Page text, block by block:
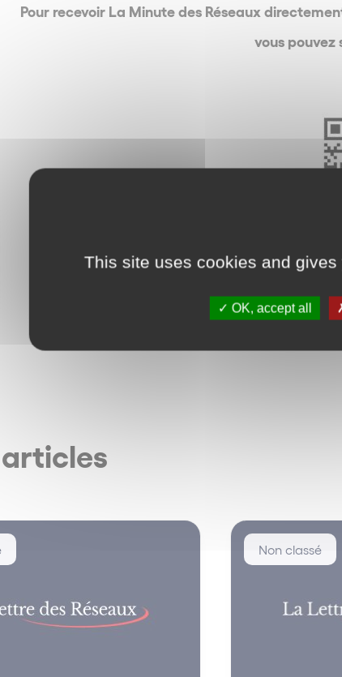
Pour recevoir La Minute des Réseaux
vous pouvez
Non classé
This site uses cookies and
OK, accept all